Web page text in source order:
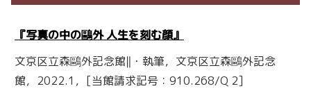
『写真の中の鷗外 人生を刻む顔』
文京区立森鷗外記念館‖・執筆，文京区立森鷗外記念
館，2022.1，[当館請求記号：910.268/Q 2]